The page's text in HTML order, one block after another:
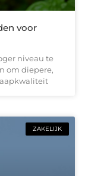
voor
niveau te
om diepere,
ZAKELIJK